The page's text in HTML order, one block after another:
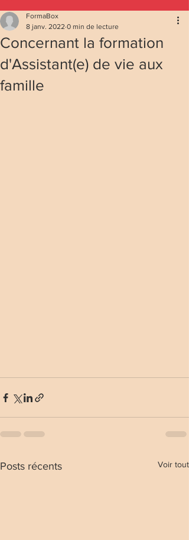
Concernant la formation
d'Assistant(e) de vie aux
famille
FormaBox
8 janv. 2022 0 min de lecture
Posts récents Voir tout